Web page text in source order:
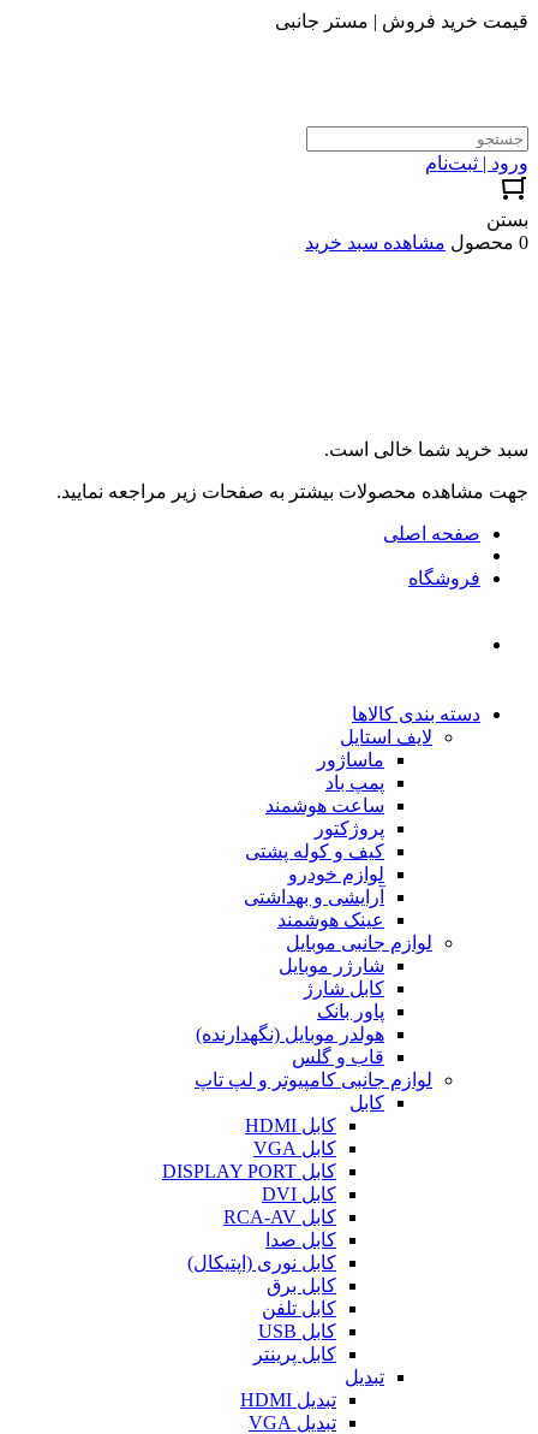
قیمت خرید فروش | مستر جانبی
ورود | ثبت‌نام
بستن
0 محصول
مشاهده سبد خرید
سبد خرید شما خالی است.
جهت مشاهده محصولات بیشتر به صفحات زیر مراجعه نمایید.
صفحه اصلی
فروشگاه
دسته بندی کالاها
لایف استایل
ماساژور
پمپ باد
ساعت هوشمند
پروژکتور
کیف و کوله پشتی
لوازم خودرو
آرایشی و بهداشتی
عینک هوشمند
لوازم جانبی موبایل
شارژر موبایل
کابل شارژ
پاور بانک
هولدر موبایل (نگهدارنده)
قاب و گلس
لوازم جانبی کامپیوتر و لپ تاپ
کابل
کابل HDMI
کابل VGA
کابل DISPLAY PORT
کابل DVI
کابل RCA-AV
کابل صدا
کابل نوری (اپتیکال)
کابل برق
کابل تلفن
کابل USB
کابل پرینتر
تبدیل
تبدیل HDMI
تبدیل VGA